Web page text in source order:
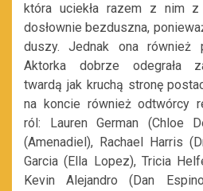
która uciekła razem z nim
dosłownie bezduszna,
duszy. Jednak ona również
Aktorka dobrze odegrała
twardą jak kruchą stronę
na koncie również odtwórcy
ról: Lauren German (Chloe
(Amenadiel), Rachael Harris
Garcia (Ella Lopez), Tricia
Kevin Alejandro (Dan